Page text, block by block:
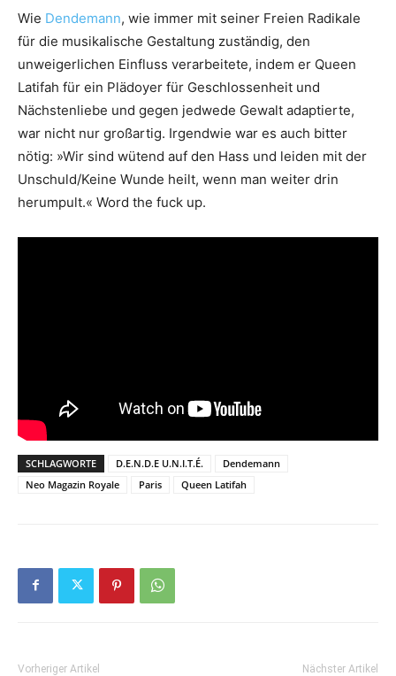
Wie Dendemann, wie immer mit seiner Freien Radikale
für die musikalische Gestaltung zuständig, den
unweigerlichen Einfluss verarbeitete, indem er Queen
Latifah für ein Plädoyer für Geschlossenheit und
Nächstenliebe und gegen jedwede Gewalt adaptierte,
war nicht nur großartig. Irgendwie war es auch bitter
nötig: »Wir sind wütend auf den Hass und leiden mit der
Unschuld/Keine Wunde heilt, wenn man weiter drin
herumpult.« Word the fuck up.
SCHLAGWORTE D.E.N.D.E U.N.I.T.É.
Dendemann
Neo Magazin Royale
Paris Queen Latifah
Vorheriger Artikel Nächster Artikel